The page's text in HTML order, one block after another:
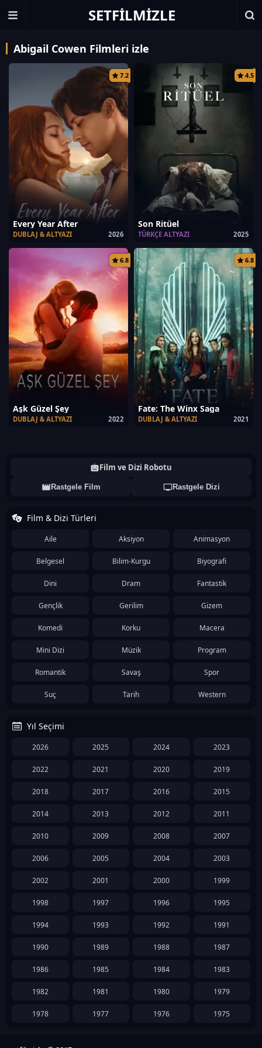
SETFILMIZLE
Abigail Cowen Filmleri izle
7.2
Every Year After
2026
DUBLAJ & ALTYAZI
4.5
Son Ritüel
2025
TÜRKÇE ALTYAZI
6.8
Aşk Güzel Şey
2022
DUBLAJ & ALTYAZI
6.8
Fate: The Winx Saga
2021
DUBLAJ & ALTYAZI
Film ve Dizi Robotu
Rastgele Film Rastgele Dizi
Film & Dizi Türleri
Aile Aksiyon Animasyon
Belgesel Bilim-Kurgu Biyografi
Dini Dram Fantastik
Gençlik Gerilim Gizem
Komedi Korku Macera
Mini Dizi Müzik Program
Romantik Savaş Spor
Suç Tarih Western
Yıl Seçimi
2026 2025 2024 2023
2022 2021 2020 2019
2018 2017 2016 2015
2014 2013 2012 2011
2010 2009 2008 2007
2006 2005 2004 2003
2002 2001 2000 1999
1998 1997 1996 1995
1994 1993 1992 1991
1990 1989 1988 1987
1986 1985 1984 1983
1982 1981 1980 1979
1978 1977 1976 1975